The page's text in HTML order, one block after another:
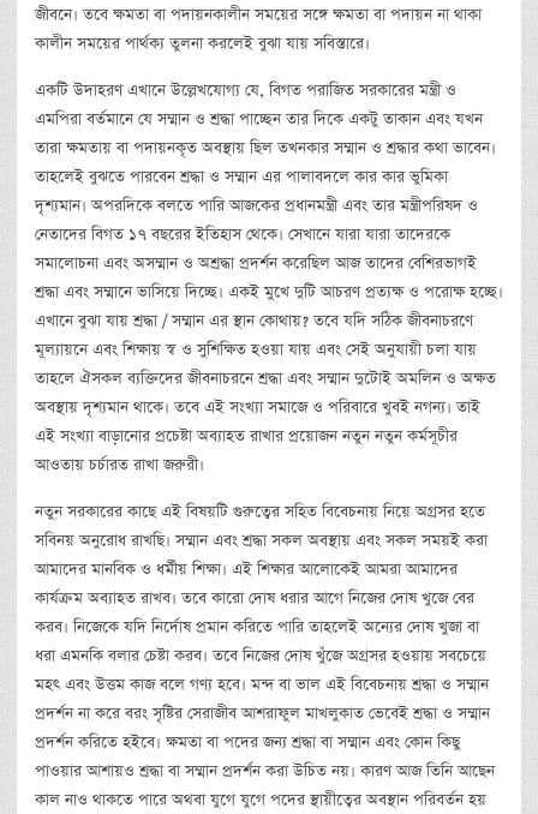
জীবনে। তবে ক্ষমতা বা পদায়নকালীন সময়ের সঙ্গে ক্ষমতা বা পদায়ন না থাকা
কালীন সময়ের পার্থক্য তুলনা করলেই বুঝা যায় সবিস্তারে।
একটি উদাহরণ এখানে উল্লেখযোগ্য যে, বিগত পরাজিত সরকারের মন্ত্রী ও
এমপিরা বর্তমানে যে সম্মান ও শ্রদ্ধা পাচ্ছেন তার দিকে একটু তাকান এবং যখন
তারা ক্ষমতায় বা পদায়নকৃত অবস্থায় ছিল তখনকার সম্মান ও শ্রদ্ধার কথা ভাবেন।
তাহলেই বুঝতে পারবেন শ্রদ্ধা ও সম্মান এর পালাবদলে কার কার ভুমিকা
দৃশ্যমান। অপরদিকে বলতে পারি আজকের প্রধানমন্ত্রী এবং তার মন্ত্রীপরিষদ ও
নেতাদের বিগত ১৭ বছরের ইতিহাস থেকে। সেখানে যারা যারা তাদেরকে
সমালোচনা এবং অসম্মান ও অশ্রদ্ধা প্রদর্শন করেছিল আজ তাদের বেশিরভাগই
শ্রদ্ধা এবং সম্মানে ভাসিয়ে দিচ্ছে। একই মুখে দুটি আচরণ প্রত্যক্ষ ও পরোক্ষ হচ্ছে।
এখানে বুঝা যায় শ্রদ্ধা / সম্মান এর স্থান কোথায়? তবে যদি সঠিক জীবনাচরণে
মূল্যায়নে এবং শিক্ষায় স্ব ও সুশিক্ষিত হওয়া যায় এবং সেই অনুযায়ী চলা যায়
তাহলে ঐসকল ব্যক্তিদের জীবনাচরনে শ্রদ্ধা এবং সম্মান দুটোই অমলিন ও অক্ষত
অবস্থায় দৃশ্যমান থাকে। তবে এই সংখ্যা সমাজে ও পরিবারে খুবই নগন্য। তাই
এই সংখ্যা বাড়ানোর প্রচেষ্টা অব্যাহত রাখার প্রয়োজন নতুন নতুন কর্মসূচীর
আওতায় চর্চারত রাখা জরুরী।
নতুন সরকারের কাছে এই বিষয়টি গুরুত্বের সহিত বিবেচনায় নিয়ে অগ্রসর হতে
সবিনয় অনুরোধ রাখছি। সম্মান এবং শ্রদ্ধা সকল অবস্থায় এবং সকল সময়ই করা
আমাদের মানবিক ও ধর্মীয় শিক্ষা। এই শিক্ষার আলোকেই আমরা আমাদের
কার্যক্রম অব্যাহত রাখব। তবে কারো দোষ ধরার আগে নিজের দোষ খুজে বের
করব। নিজেকে যদি নির্দোষ প্রমান করিতে পারি তাহলেই অন্যের দোষ খুজা বা
ধরা এমনকি বলার চেষ্টা করব। তবে নিজের দোষ খুঁজে অগ্রসর হওয়ায় সবচেয়ে
মহৎ এবং উত্তম কাজ বলে গণ্য হবে। মন্দ বা ভাল এই বিবেচনায় শ্রদ্ধা ও সম্মান
প্রদর্শন না করে বরং সৃষ্টির সেরাজীব আশরাফুল মাখলুকাত ভেবেই শ্রদ্ধা ও সম্মান
প্রদর্শন করিতে হইবে। ক্ষমতা বা পদের জন্য শ্রদ্ধা বা সম্মান এবং কোন কিছু
পাওয়ার আশায়ও শ্রদ্ধা বা সম্মান প্রদর্শন করা উচিত নয়। কারণ আজ তিনি আছেন
কাল নাও থাকতে পারে অথবা যুগে যুগে পদের স্থায়ীত্বের অবস্থান পরিবর্তন হয়